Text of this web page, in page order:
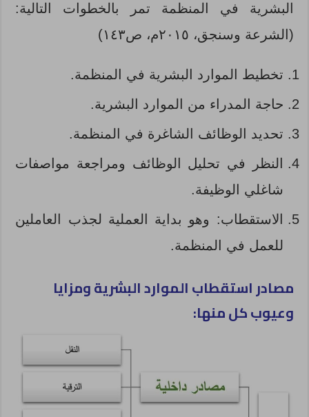
البشرية في المنظمة تمر بالخطوات التالية:
(الشرعة وسنجق، ٢٠١٥م، ص١٤٣)
تخطيط الموارد البشرية في المنظمة.
حاجة المدراء من الموارد البشرية.
تحديد الوظائف الشاغرة في المنظمة.
النظر في تحليل الوظائف ومراجعة مواصفات
شاغلي الوظيفة.
الاستقطاب: وهو بداية العملية لجذب العاملين
للعمل في المنظمة.
مصادر استقطاب الموارد البشرية ومزايا
وعيوب كل منها: